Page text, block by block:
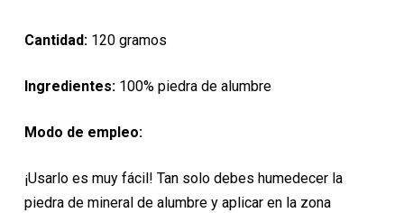
Cantidad:120 gramos
Ingredientes:100% piedra de alumbre
Modo de empleo:
¡Usarlo es muy fácil! Tan solo debes humedecer la
piedra de mineral de alumbre y aplicar en la zona